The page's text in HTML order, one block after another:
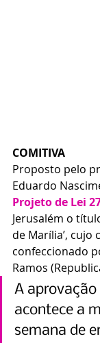
COMITIVA
Proposto pelo
Eduardo
Projeto de Lei
Jerusalém o
de Marília’, cujo
confeccionado
Ramos
A
acontece a
semana de